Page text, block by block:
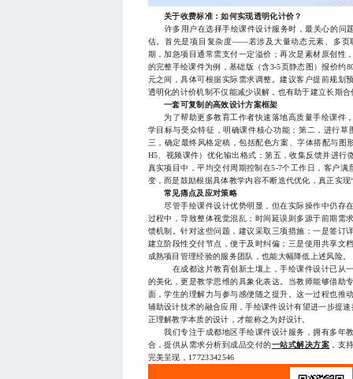
关于收费标准：如何实现透明化计价？
许多用户在选择手绘课件设计服务时，最关心的问
估。首先是项目复杂度——若涉及大量动态元素、多页
期，加急项目通常需支付一定溢价；再次是素材原创性
的完整手绘课件为例，基础版（含3-5页静态图）报价约
元之间，具体可根据实际需求调整。建议客户提前规划
透明化的计价机制不仅能减少误解，也有助于建立长期合
一套可复制的高效设计方案框架
为了帮助更多教育工作者快速落地高质量手绘课件
学目标与受众特征，明确课件核心功能；第二，进行
三，确定最终风格定稿，包括配色方案、字体搭配与图
H5、视频课件）优化输出格式；第五，收集反馈并进
真实项目中，平均交付周期控制在5-7个工作日，客户
变，而是鼓励根据具体教学内容不断迭代优化，真正实现
常见痛点及应对策略
尽管手绘课件设计优势明显，但在实际操作中仍存
过程中，导致整体视觉混乱；时间延误则多源于前期需
馈机制。针对这些问题，建议采取三项措施：一是签订
建立阶段性交付节点，便于及时纠偏；三是使用共享文
成熟项目管理经验的服务团队，也能大幅降低上述风险。
在成都这片教育创新土壤上，手绘课件设计已从一
的美化，更是教学思维的具象化表达。当教师能够借助
面，学生的理解力与参与感便随之提升。这一过程也推
辅助设计技术的融合应用，手绘课件设计有望进一步提
正理解教学本质的设计，才能称之为好设计。
我们专注于成都地区手绘课件设计服务，拥有多年
合，提供从需求分析到成品交付的一站式解决方案 ，支
完美呈现，17723342546